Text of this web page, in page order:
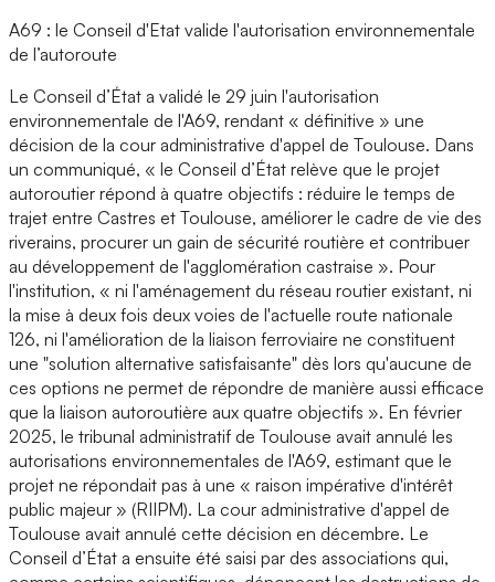
A69 : le Conseil d'Etat valide l'autorisation environnementale
de l’autoroute
Le Conseil d’État a validé le 29 juin l'autorisation
environnementale de l'A69, rendant « définitive » une
décision de la cour administrative d'appel de Toulouse. Dans
un communiqué, « le Conseil d’État relève que le projet
autoroutier répond à quatre objectifs : réduire le temps de
trajet entre Castres et Toulouse, améliorer le cadre de vie des
riverains, procurer un gain de sécurité routière et contribuer
au développement de l'agglomération castraise ». Pour
l'institution, « ni l'aménagement du réseau routier existant, ni
la mise à deux fois deux voies de l'actuelle route nationale
126, ni l'amélioration de la liaison ferroviaire ne constituent
une "solution alternative satisfaisante" dès lors qu'aucune de
ces options ne permet de répondre de manière aussi efficace
que la liaison autoroutière aux quatre objectifs ». En février
2025, le tribunal administratif de Toulouse avait annulé les
autorisations environnementales de l'A69, estimant que le
projet ne répondait pas à une « raison impérative d'intérêt
public majeur » (RIIPM). La cour administrative d'appel de
Toulouse avait annulé cette décision en décembre. Le
Conseil d’État a ensuite été saisi par des associations qui,